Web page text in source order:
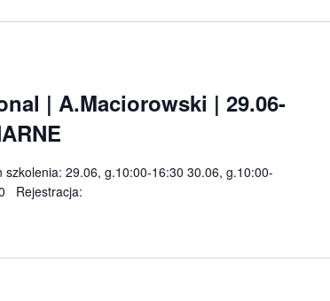
| A.Maciorowski | 29.06-
29.06, g.10:00-16:30 30.06, g.10:00-
Rejestracja: